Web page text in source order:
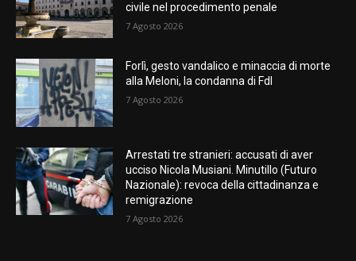
civile nel procedimento penale
7 Agosto 2026
Forlì, gesto vandalico e minaccia di morte
alla Meloni, la condanna di FdI
7 Agosto 2026
Arrestati tre stranieri: accusati di aver
ucciso Nicola Musiani. Minutillo (Futuro
Nazionale): revoca della cittadinanza e
remigrazione
7 Agosto 2026